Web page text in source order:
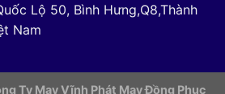
Lộ 50, Bình Hưng,Q8,Thành
Nam
Ty May Vĩnh Phát May Đồng Phục